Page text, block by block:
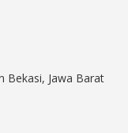
Bekasi, Jawa Barat